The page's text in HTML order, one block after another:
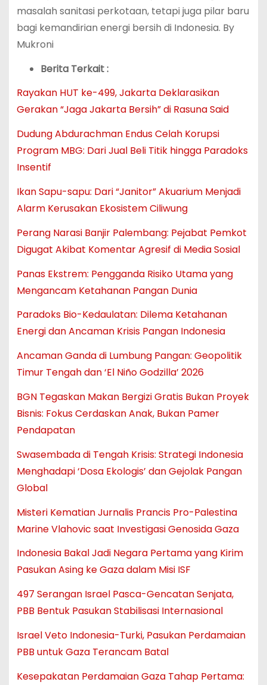
masalah sanitasi perkotaan, tetapi juga pilar baru
bagi kemandirian energi bersih di Indonesia. By
Mukroni
Berita Terkait :
Rayakan HUT ke-499, Jakarta Deklarasikan
Gerakan “Jaga Jakarta Bersih” di Rasuna Said
Dudung Abdurachman Endus Celah Korupsi
Program MBG: Dari Jual Beli Titik hingga Paradoks
Insentif
Ikan Sapu-sapu: Dari “Janitor” Akuarium Menjadi
Alarm Kerusakan Ekosistem Ciliwung
Perang Narasi Banjir Palembang: Pejabat Pemkot
Digugat Akibat Komentar Agresif di Media Sosial
Panas Ekstrem: Pengganda Risiko Utama yang
Mengancam Ketahanan Pangan Dunia
Paradoks Bio-Kedaulatan: Dilema Ketahanan
Energi dan Ancaman Krisis Pangan Indonesia
Ancaman Ganda di Lumbung Pangan: Geopolitik
Timur Tengah dan ‘El Niño Godzilla’ 2026
BGN Tegaskan Makan Bergizi Gratis Bukan Proyek
Bisnis: Fokus Cerdaskan Anak, Bukan Pamer
Pendapatan
Swasembada di Tengah Krisis: Strategi Indonesia
Menghadapi ‘Dosa Ekologis’ dan Gejolak Pangan
Global
Misteri Kematian Jurnalis Prancis Pro-Palestina
Marine Vlahovic saat Investigasi Genosida Gaza
Indonesia Bakal Jadi Negara Pertama yang Kirim
Pasukan Asing ke Gaza dalam Misi ISF
497 Serangan Israel Pasca-Gencatan Senjata,
PBB Bentuk Pasukan Stabilisasi Internasional
Israel Veto Indonesia-Turki, Pasukan Perdamaian
PBB untuk Gaza Terancam Batal
Kesepakatan Perdamaian Gaza Tahap Pertama: